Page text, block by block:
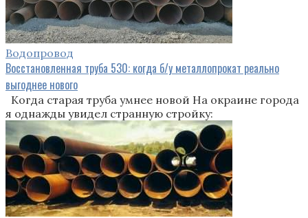
Водопровод
Восстановленная труба 530: когда б/у металлопрокат реально
выгоднее нового
Когда старая труба умнее новой На окраине города
я однажды увидел странную стройку: